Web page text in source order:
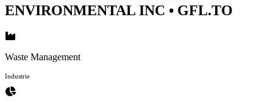
ENVIRONMENTAL INC • GFL.TO
Waste Management
Industrie